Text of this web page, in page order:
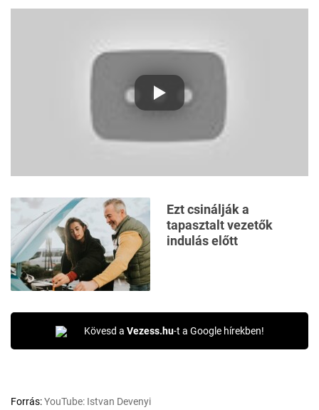
Ezt csinálják a
tapasztalt vezetők
indulás előtt
Kövesd a Vezess.hu-t a Google hírekben!
Forrás:YouTube: Istvan Devenyi